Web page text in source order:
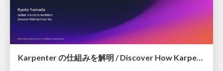
Karpenter の仕組みを解明 / Discover How Karpenter Works /